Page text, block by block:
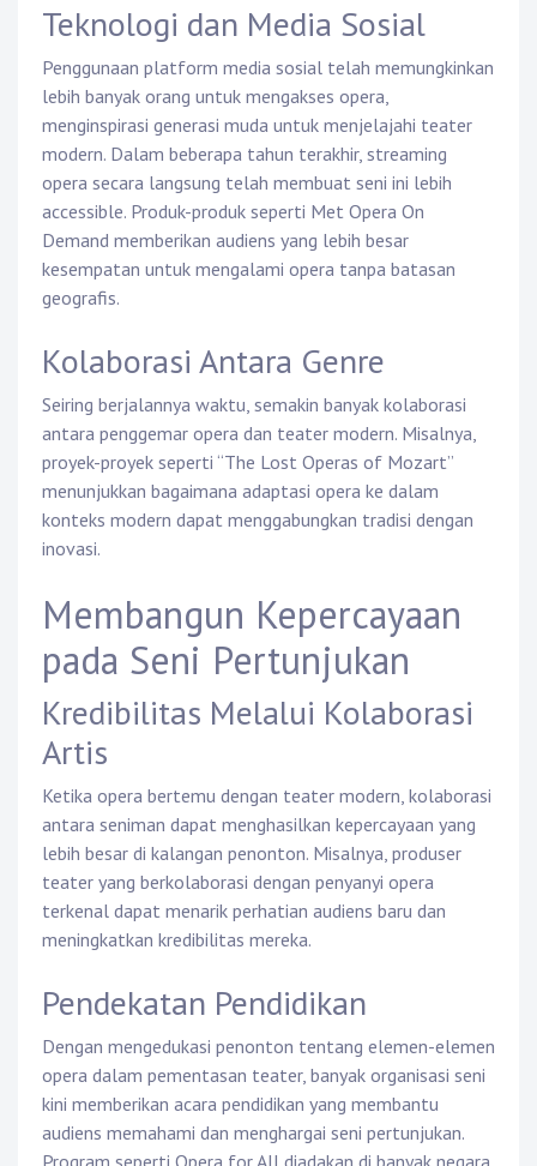
Teknologi dan Media Sosial
Penggunaan platform media sosial telah memungkinkan
lebih banyak orang untuk mengakses opera,
menginspirasi generasi muda untuk menjelajahi teater
modern. Dalam beberapa tahun terakhir, streaming
opera secara langsung telah membuat seni ini lebih
accessible. Produk-produk seperti Met Opera On
Demand memberikan audiens yang lebih besar
kesempatan untuk mengalami opera tanpa batasan
geografis.
Kolaborasi Antara Genre
Seiring berjalannya waktu, semakin banyak kolaborasi
antara penggemar opera dan teater modern. Misalnya,
proyek-proyek seperti “The Lost Operas of Mozart”
menunjukkan bagaimana adaptasi opera ke dalam
konteks modern dapat menggabungkan tradisi dengan
inovasi.
Membangun Kepercayaan
pada Seni Pertunjukan
Kredibilitas Melalui Kolaborasi
Artis
Ketika opera bertemu dengan teater modern, kolaborasi
antara seniman dapat menghasilkan kepercayaan yang
lebih besar di kalangan penonton. Misalnya, produser
teater yang berkolaborasi dengan penyanyi opera
terkenal dapat menarik perhatian audiens baru dan
meningkatkan kredibilitas mereka.
Pendekatan Pendidikan
Dengan mengedukasi penonton tentang elemen-elemen
opera dalam pementasan teater, banyak organisasi seni
kini memberikan acara pendidikan yang membantu
audiens memahami dan menghargai seni pertunjukan.